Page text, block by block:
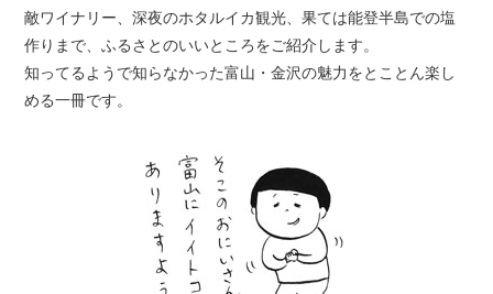
敵ワイナリー、深夜のホタルイカ観光、果ては能登半島での塩
作りまで、ふるさとのいいところをご紹介します。
知ってるようで知らなかった富山・金沢の魅力をとことん楽し
める一冊です。